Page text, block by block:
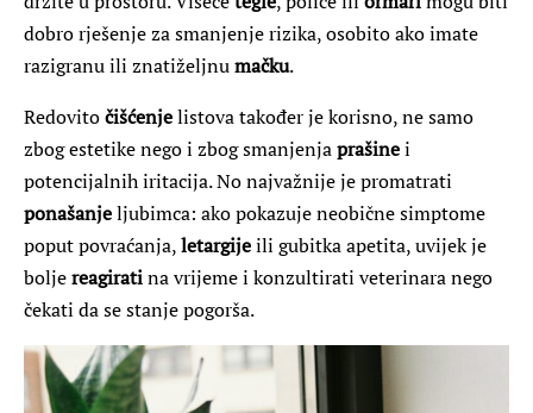
dobro rješenje za smanjenje rizika, osobito ako imate
razigranu ili znatiželjnumačku.
Redovitočišćenjelistova također je korisno, ne samo
zbog estetike nego i zbog smanjenjaprašinei
potencijalnih iritacija. No najvažnije je promatrati
ponašanjeljubimca: ako pokazuje neobične simptome
poput povraćanja,letargijeili gubitka apetita, uvijek je
boljereagiratina vrijeme i konzultirati veterinara nego
čekati da se stanje pogorša.